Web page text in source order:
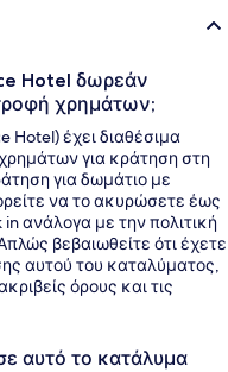
Hotel δωρεάν
χρημάτων;
Hotel) έχει διαθέσιμα
για κράτηση στη
για δωμάτιο με
να το ακυρώσετε έως
in ανάλογα με την πολιτική
βεβαιωθείτε ότι έχετε
αυτού του καταλύματος,
όρους και τις
αυτό το κατάλυμα